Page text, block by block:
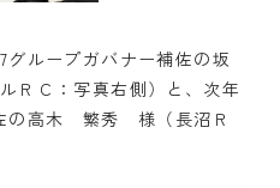
ループガバナー補佐の坂
Ｃ：写真右側）と、次年
の高木 繁秀 様（長沼Ｒ